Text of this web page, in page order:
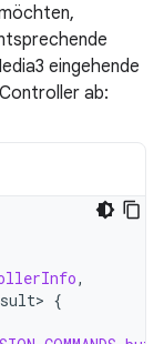
eingehende
ab:
,
{